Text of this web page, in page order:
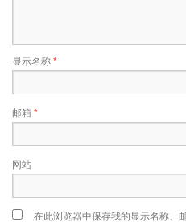
显示名称*
邮箱 *
网站
在此浏览器中保存我的显示名称、